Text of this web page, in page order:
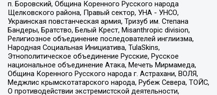
п. Боровский, Община Коренного Русского народа
Щелковского района, Правый сектор, УНА - УНСО,
Украинская повстанческая армия, Тризуб им. Степана
Бандеры, Братство, Белый Крест, Misanthropic division,
Религиозное объединение последователей инглиизма,
Народная Социальная Инициатива, TulaSkins,
Этнополитическое объединение Русские, Русское
национальное объединение Атака, Мечеть Мирмамеда,
Община Коренного Русского народа г. Астрахани, ВОЛЯ,
Меджлис крымскотатарского народа, Рубеж Севера, ТОЙС,
О противодействии экстремистской деятельности,